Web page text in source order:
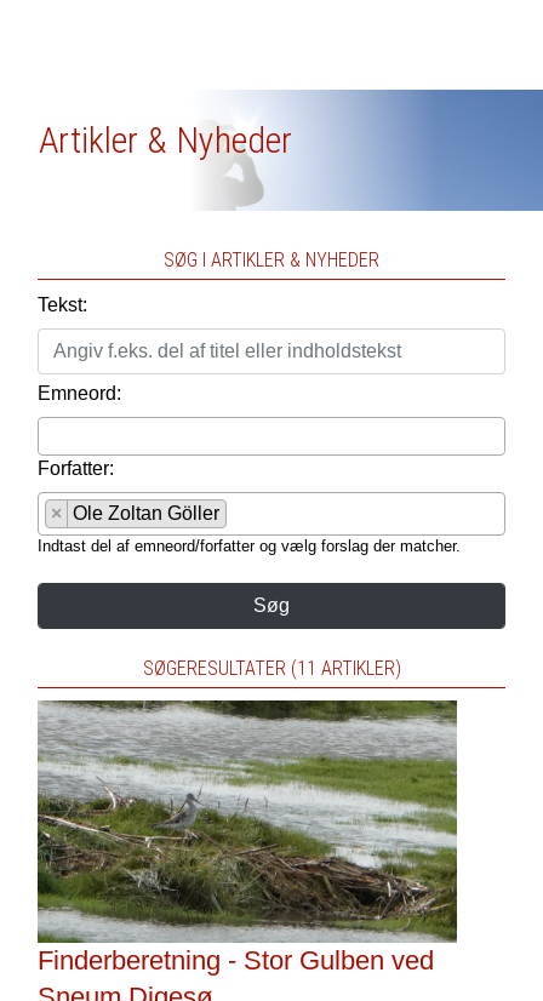
Artikler & Nyheder
SØG I ARTIKLER & NYHEDER
Tekst:
Emneord:
Forfatter:
× Ole Zoltan Göller
Indtast del af emneord/forfatter og vælg forslag der matcher.
Søg
SØGERESULTATER (11 ARTIKLER)
Finderberetning - Stor Gulben ved